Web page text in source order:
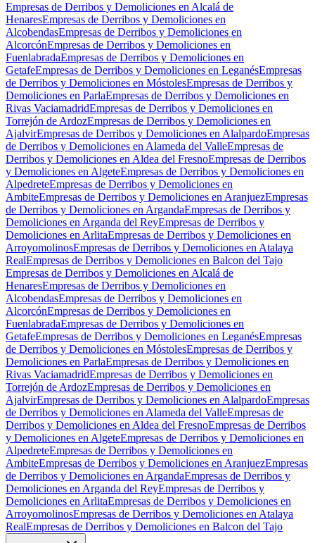
Empresas de Derribos y Demoliciones en Alcalá de
HenaresEmpresas de Derribos y Demoliciones en
AlcobendasEmpresas de Derribos y Demoliciones en
AlcorcónEmpresas de Derribos y Demoliciones en
FuenlabradaEmpresas de Derribos y Demoliciones en
GetafeEmpresas de Derribos y Demoliciones en LeganésEmpresas
de Derribos y Demoliciones en MóstolesEmpresas de Derribos y
Demoliciones en ParlaEmpresas de Derribos y Demoliciones en
Rivas VaciamadridEmpresas de Derribos y Demoliciones en
Torrejón de ArdozEmpresas de Derribos y Demoliciones en
AjalvirEmpresas de Derribos y Demoliciones en AlalpardoEmpresas
de Derribos y Demoliciones en Alameda del ValleEmpresas de
Derribos y Demoliciones en Aldea del FresnoEmpresas de Derribos
y Demoliciones en AlgeteEmpresas de Derribos y Demoliciones en
AlpedreteEmpresas de Derribos y Demoliciones en
AmbiteEmpresas de Derribos y Demoliciones en AranjuezEmpresas
de Derribos y Demoliciones en ArgandaEmpresas de Derribos y
Demoliciones en Arganda del ReyEmpresas de Derribos y
Demoliciones en ArlitaEmpresas de Derribos y Demoliciones en
ArroyomolinosEmpresas de Derribos y Demoliciones en Atalaya
RealEmpresas de Derribos y Demoliciones en Balcon del Tajo
Empresas de Derribos y Demoliciones en Alcalá de
HenaresEmpresas de Derribos y Demoliciones en
AlcobendasEmpresas de Derribos y Demoliciones en
AlcorcónEmpresas de Derribos y Demoliciones en
FuenlabradaEmpresas de Derribos y Demoliciones en
GetafeEmpresas de Derribos y Demoliciones en LeganésEmpresas
de Derribos y Demoliciones en MóstolesEmpresas de Derribos y
Demoliciones en ParlaEmpresas de Derribos y Demoliciones en
Rivas VaciamadridEmpresas de Derribos y Demoliciones en
Torrejón de ArdozEmpresas de Derribos y Demoliciones en
AjalvirEmpresas de Derribos y Demoliciones en AlalpardoEmpresas
de Derribos y Demoliciones en Alameda del ValleEmpresas de
Derribos y Demoliciones en Aldea del FresnoEmpresas de Derribos
y Demoliciones en AlgeteEmpresas de Derribos y Demoliciones en
AlpedreteEmpresas de Derribos y Demoliciones en
AmbiteEmpresas de Derribos y Demoliciones en AranjuezEmpresas
de Derribos y Demoliciones en ArgandaEmpresas de Derribos y
Demoliciones en Arganda del ReyEmpresas de Derribos y
Demoliciones en ArlitaEmpresas de Derribos y Demoliciones en
ArroyomolinosEmpresas de Derribos y Demoliciones en Atalaya
RealEmpresas de Derribos y Demoliciones en Balcon del Tajo